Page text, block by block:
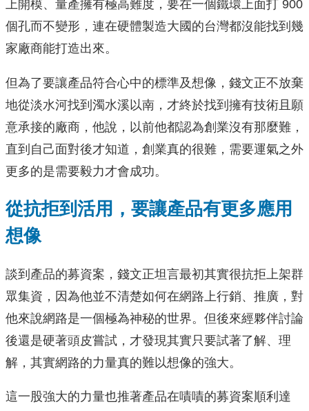
上開模、量產擁有極高難度，要在一個鐵環上面打 900
個孔而不變形，連在硬體製造大國的台灣都沒能找到幾
家廠商能打造出來。
但為了要讓產品符合心中的標準及想像，錢文正不放棄
地從淡水河找到濁水溪以南，才終於找到擁有技術且願
意承接的廠商，他說，以前他都認為創業沒有那麼難，
直到自己面對後才知道，創業真的很難，需要運氣之外
更多的是需要毅力才會成功。
從抗拒到活用，要讓產品有更多應用
想像
談到產品的募資案，錢文正坦言最初其實很抗拒上架群
眾集資，因為他並不清楚如何在網路上行銷、推廣，對
他來說網路是一個極為神秘的世界。但後來經夥伴討論
後還是硬著頭皮嘗試，才發現其實只要試著了解、理
解，其實網路的力量真的難以想像的強大。
這一股強大的力量也推著產品在嘖嘖的募資案順利達